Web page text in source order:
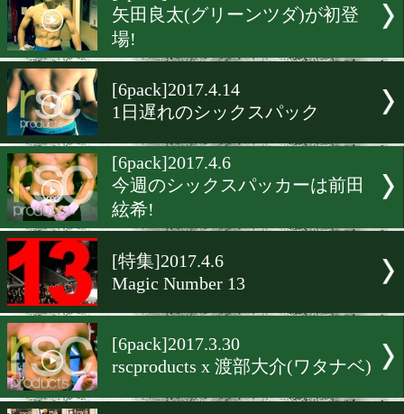
店長
[先取り情報]2017.4.23
大森将平の会場限定応援グ
がイイ!
[6pack]2017.4.23
竹迫司登!5戦5KO勝利中
[6pack]2017.4.20
矢田良太(グリーンツダ)が
場!
[6pack]2017.4.14